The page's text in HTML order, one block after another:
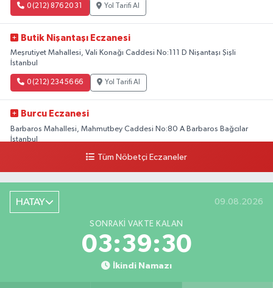
0 (212) 876 20 31 Yol Tarifi Al
Butik Nişantaşı Eczanesi
Meşrutiyet Mahallesi, Vali Konağı Caddesi No:111 D Nişantaşı Şişli
İstanbul
0 (212) 234 56 66 Yol Tarifi Al
Burcu Eczanesi
Barbaros Mahallesi, Mahmutbey Caddesi No:80 A Barbaros Bağcılar
İstanbul
Yol Tarifi Al
Tuna Tillo Eczanesi
Akşemsettin Mahallesi, Akdeniz Caddesi No:12 A Fatih İstanbul
Yol Tarifi Al
Tersane İstanbul Eczanesi
Camiikebir Mahallesi, Taşkızak Tersanesi Caddesi No:6 6B Kasımpaşa
Tüm Nöbetçi Eczaneler
HATAY 09.08.2026
SONRAKI VAKTE KALAN
03:39:29
İkindi Namazı